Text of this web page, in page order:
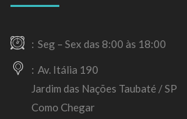
Seg – Sex das 8:00 às 18:00
Av. Itália 190
Jardim das Nações Taubaté / SP
Como Chegar